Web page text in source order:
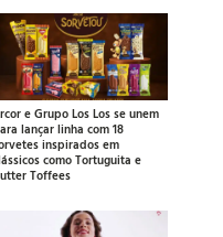
e Grupo Los Los se unem
lançar linha com 18
inspirados em
como Tortuguita e
Toffees